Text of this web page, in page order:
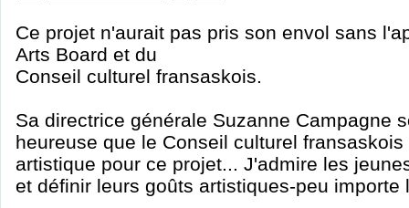
Ce projet n'aurait pas pris son envol sans
Arts Board et du
Conseil culturel fransaskois.
Sa directrice générale Suzanne Campagne
heureuse que le Conseil culturel
artistique pour ce projet... J'admire les
et définir leurs goûts artistiques-peu importe